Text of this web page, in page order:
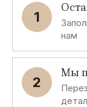
1
нам
2
Мы